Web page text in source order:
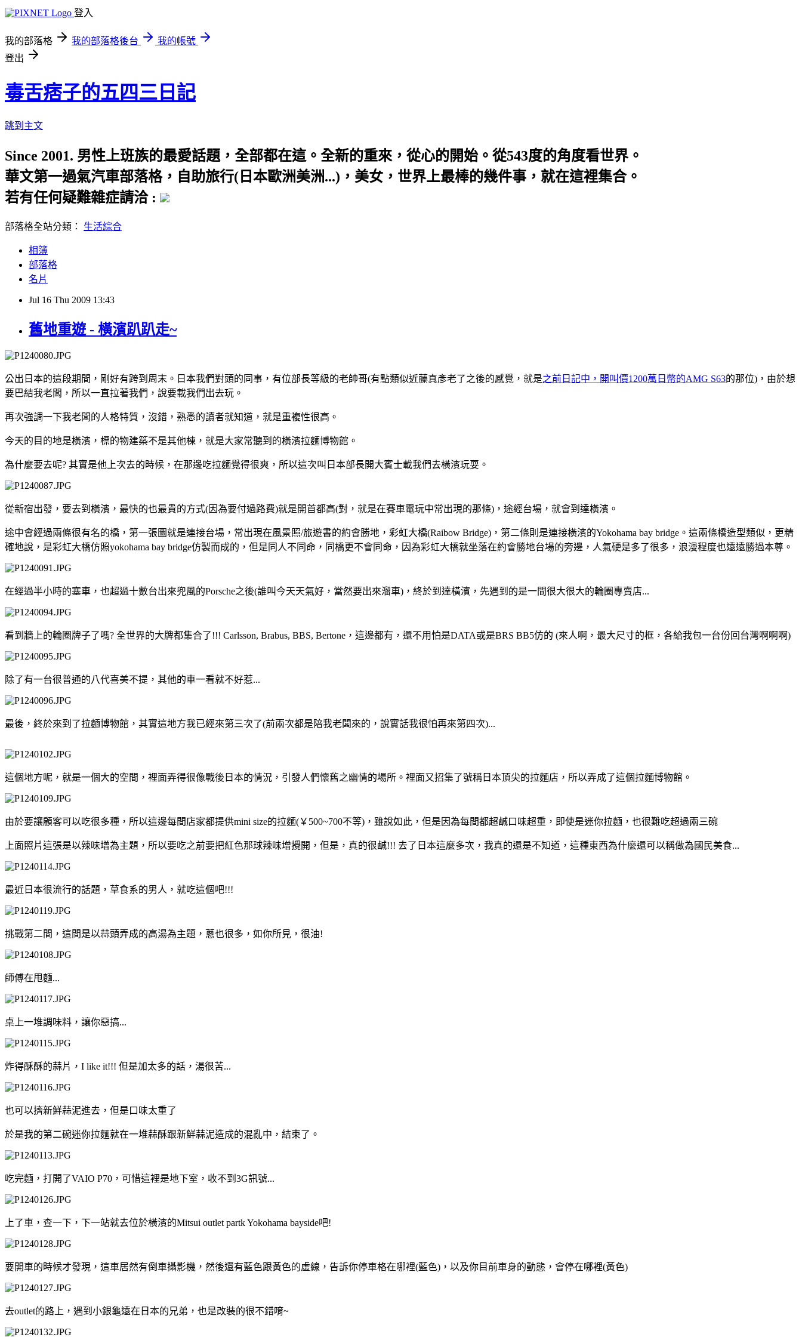
登入
我的部落格 我的部落格後台
我的帳號
登出
毒舌痞子的五四三日記
跳到主文
Since 2001. 男性上班族的最愛話題，全部都在這。全新的重來，從心的開始。從543度的角度看世界。
華文第一過氣汽車部落格，自助旅行(日本歐洲美洲...)，美女，世界上最棒的幾件事，就在這裡集合。
若有任何疑難雜症請洽 :
部落格全站分類： 生活綜合
相簿
部落格
名片
Jul 16 Thu 2009 13:43
舊地重遊 - 橫濱趴趴走~
公出日本的這段期間，剛好有跨到周末。日本我們對頭的同事，有位部長等級的老帥哥(有點類似近藤真彥老了之後的感覺，就是之前日記中，開叫價1200萬日幣的AMG S63的那位)，由於想
要巴結我老闆，所以一直拉著我們，說要載我們出去玩。
再次強調一下我老闆的人格特質，沒錯，熟悉的讀者就知道，就是重複性很高。
今天的目的地是橫濱，標的物建築不是其他棟，就是大家常聽到的橫濱拉麵博物館。
為什麼要去呢? 其實是他上次去的時候，在那邊吃拉麵覺得很爽，所以這次叫日本部長開大賓士載我們去橫濱玩耍。
從新宿出發，要去到橫濱，最快的也最貴的方式(因為要付過路費)就是開首都高(對，就是在賽車電玩中常出現的那條)，途經台場，就會到達橫濱。
途中會經過兩條很有名的橋，第一張圖就是連接台場，常出現在風景照/旅遊書的約會勝地，彩虹大橋(Raibow Bridge)，第二條則是連接橫濱的Yokohama bay bridge。這兩條橋造型類似，更精
確地說，是彩虹大橋仿照yokohama bay bridge仿製而成的，但是同人不同命，同橋更不會同命，因為彩虹大橋就坐落在約會勝地台場的旁邊，人氣硬是多了很多，浪漫程度也遠遠勝過本尊。
在經過半小時的塞車，也超過十數台出來兜風的Porsche之後(誰叫今天天氣好，當然要出來溜車)，終於到達橫濱，先遇到的是一間很大很大的輪圈專賣店...
看到牆上的輪圈牌子了嗎? 全世界的大牌都集合了!!! Carlsson, Brabus, BBS, Bertone，這邊都有，還不用怕是DATA或是BRS BB5仿的 (來人啊，最大尺寸的框，各給我包一台份回台灣啊啊啊)
除了有一台很普通的八代喜美不提，其他的車一看就不好惹...
最後，終於來到了拉麵博物館，其實這地方我已經來第三次了(前兩次都是陪我老闆來的，說實話我很怕再來第四次)...
這個地方呢，就是一個大的空間，裡面弄得很像戰後日本的情況，引發人們懷舊之幽情的場所。裡面又招集了號稱日本頂尖的拉麵店，所以弄成了這個拉麵博物館。
由於要讓顧客可以吃很多種，所以這邊每間店家都提供mini size的拉麵(￥500~700不等)，雖說如此，但是因為每間都超鹹口味超重，即使是迷你拉麵，也很難吃超過兩三碗
上面照片這張是以辣味增為主題，所以要吃之前要把紅色那球辣味增攪開，但是，真的很鹹!!! 去了日本這麼多次，我真的還是不知道，這種東西為什麼還可以稱做為國民美食...
最近日本很流行的話題，草食系的男人，就吃這個吧!!!
挑戰第二間，這間是以蒜頭弄成的高湯為主題，蔥也很多，如你所見，很油!
師傅在甩麵...
桌上一堆調味料，讓你惡搞...
炸得酥酥的蒜片，I like it!!! 但是加太多的話，湯很苦...
也可以擠新鮮蒜泥進去，但是口味太重了
於是我的第二碗迷你拉麵就在一堆蒜酥跟新鮮蒜泥造成的混亂中，結束了。
吃完麵，打開了VAIO P70，可惜這裡是地下室，收不到3G訊號...
上了車，查一下，下一站就去位於橫濱的Mitsui outlet partk Yokohama bayside吧!
要開車的時候才發現，這車居然有倒車攝影機，然後還有藍色跟黃色的虛線，告訴你停車格在哪裡(藍色)，以及你目前車身的動態，會停在哪裡(黃色)
去outlet的路上，遇到小銀龜遠在日本的兄弟，也是改裝的很不錯唷~